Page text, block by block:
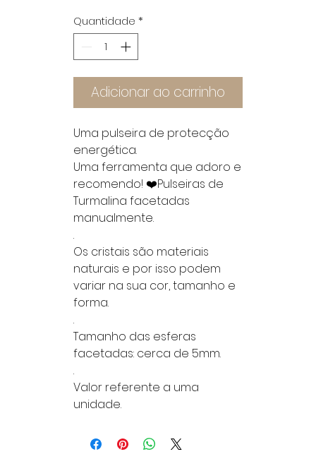
Quantidade *
Adicionar ao carrinho
Uma pulseira de protecção
energética.
Uma ferramenta que adoro e
recomendo! ❤️Pulseiras de
Turmalina facetadas
manualmente.
.
Os cristais são materiais
naturais e por isso podem
variar na sua cor, tamanho e
forma.
.
Tamanho das esferas
facetadas: cerca de 5mm.
.
Valor referente a uma
unidade.